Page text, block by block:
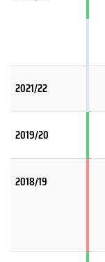
2021/22
2019/20
2018/19